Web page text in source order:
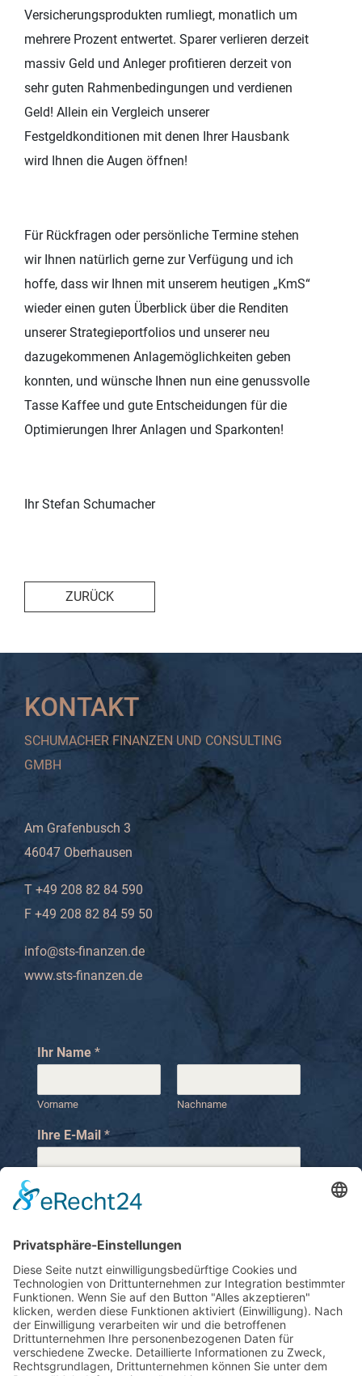
Versicherungsprodukten rumliegt, monatlich um
mehrere Prozent entwertet. Sparer verlieren derzeit
massiv Geld und Anleger profitieren derzeit von
sehr guten Rahmenbedingungen und verdienen
Geld! Allein ein Vergleich unserer
Festgeldkonditionen mit denen Ihrer Hausbank
wird Ihnen die Augen öffnen!
Für Rückfragen oder persönliche Termine stehen
wir Ihnen natürlich gerne zur Verfügung und ich
hoffe, dass wir Ihnen mit unserem heutigen „KmS“
wieder einen guten Überblick über die Renditen
unserer Strategieportfolios und unserer neu
dazugekommenen Anlagemöglichkeiten geben
konnten, und wünsche Ihnen nun eine genussvolle
Tasse Kaffee und gute Entscheidungen für die
Optimierungen Ihrer Anlagen und Sparkonten!
Ihr Stefan Schumacher
ZURÜCK
KONTAKT
SCHUMACHER FINANZEN UND CONSULTING
GMBH
Am Grafenbusch 3
46047 Oberhausen
T +49 208 82 84 590
F +49 208 82 84 59 50
info@sts-finanzen.de
www.sts-finanzen.de
Ihr Name *
Vorname Nachname
Ihre E-Mail *
Ihre Telefonnummer
h
r
e
I
h
r
Ihre Nachricht*